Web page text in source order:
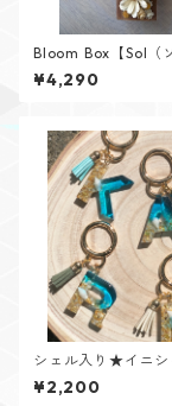
Bloom Box【Sol（
ッセージカード付け
¥4,290
シェル入り★イニシ
リング【Cristal
ズ】
¥2,200